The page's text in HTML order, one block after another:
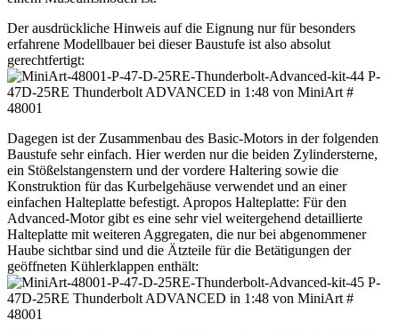
Der ausdrückliche Hinweis auf die Eignung nur für besonders
erfahrene Modellbauer bei dieser Baustufe ist also absolut
gerechtfertigt:
Dagegen ist der Zusammenbau des Basic-Motors in der folgenden
Baustufe sehr einfach. Hier werden nur die beiden Zylindersterne,
ein Stößelstangenstern und der vordere Haltering sowie die
Konstruktion für das Kurbelgehäuse verwendet und an einer
einfachen Halteplatte befestigt. Apropos Halteplatte: Für den
Advanced-Motor gibt es eine sehr viel weitergehend detaillierte
Halteplatte mit weiteren Aggregaten, die nur bei abgenommener
Haube sichtbar sind und die Ätzteile für die Betätigungen der
geöffneten Kühlerklappen enthält: